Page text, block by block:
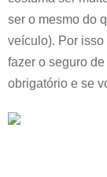
ser o mesmo do
veículo). Por
fazer o seguro
obrigatório e se